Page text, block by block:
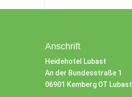
Anschrift
Heidehotel Lubast
An der Bundesstraße 1
06901 Kemberg OT Lubast